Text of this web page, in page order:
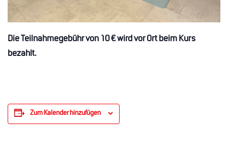
Die Teilnahmegebühr von 10 € wird vor Ort beim Kurs
bezahlt.
Zum Kalender hinzufügen